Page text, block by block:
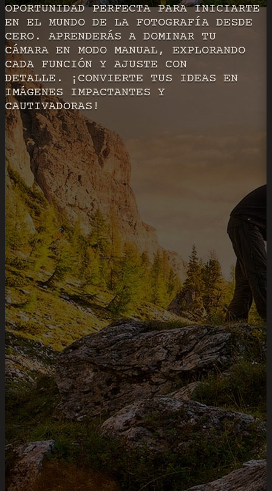
OPORTUNIDAD PERFECTA PARA INICIARTE
EN EL MUNDO DE LA FOTOGRAFÍA DESDE
CERO. APRENDERÁS A DOMINAR TU
CÁMARA EN MODO MANUAL, EXPLORANDO
CADA FUNCIÓN Y AJUSTE CON
DETALLE. ¡CONVIERTE TUS IDEAS EN
IMÁGENES IMPACTANTES Y
CAUTIVADORAS!